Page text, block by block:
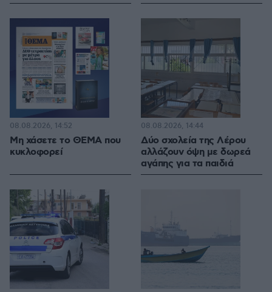
Μη χάσετε το ΘΕΜΑ που
κυκλοφορεί
08.08.2026, 14:52
Δύο σχολεία της Λέρου
αλλάζουν όψη με δωρεά
αγάπης για τα παιδιά
08.08.2026, 14:44